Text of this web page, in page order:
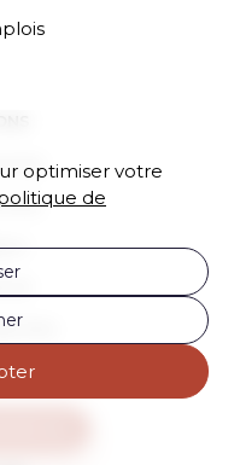
optimiser votre
de